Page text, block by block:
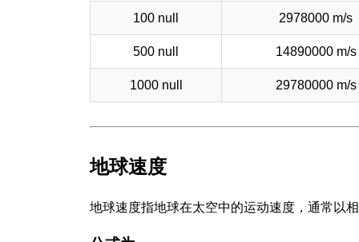
100 null 2978000 m/s
500 null 14890000 m/s
1000 null 29780000 m/s
地球速度
地球速度指地球在太空中的运动速度，通常以